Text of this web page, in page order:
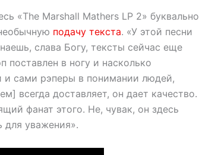
«The Marshall Mathers LP 2» буквально
подачу текста. «У этой песни
слава Богу, тексты сейчас еще
поставлен в ногу и насколько
и сами рэперы в понимании людей,
всегда доставляет, он дает качество.
фанат этого. Не, чувак, он здесь
для уважения».